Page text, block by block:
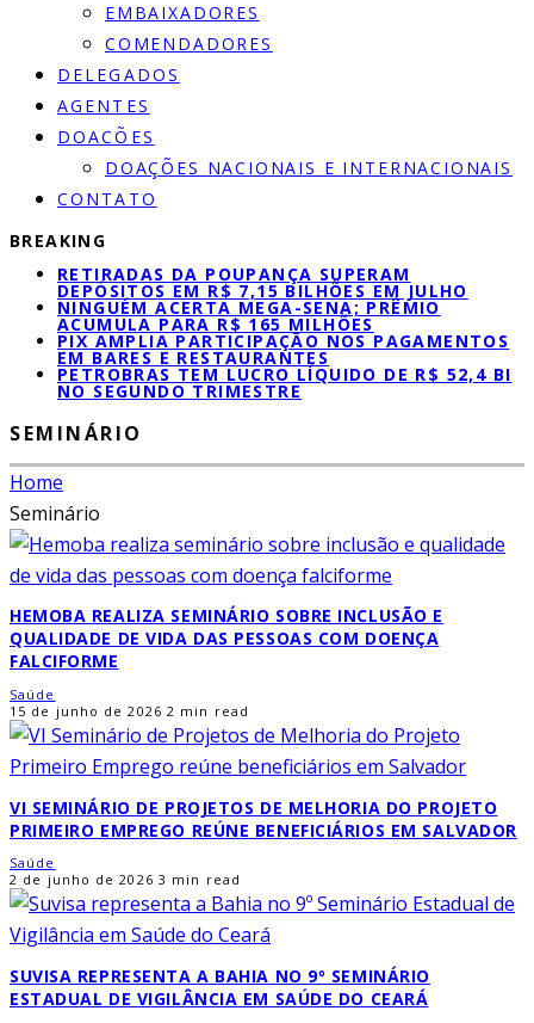
EMBAIXADORES
COMENDADORES
DELEGADOS
AGENTES
DOACÕES
DOAÇÕES NACIONAIS E INTERNACIONAIS
CONTATO
BREAKING
RETIRADAS DA POUPANÇA SUPERAM
DEPÓSITOS EM R$ 7,15 BILHÕES EM JULHO
NINGUÉM ACERTA MEGA-SENA; PRÊMIO
ACUMULA PARA R$ 165 MILHÕES
PIX AMPLIA PARTICIPAÇÃO NOS PAGAMENTOS
EM BARES E RESTAURANTES
PETROBRAS TEM LUCRO LÍQUIDO DE R$ 52,4 BI
NO SEGUNDO TRIMESTRE
SEMINÁRIO
Home
Seminário
HEMOBA REALIZA SEMINÁRIO SOBRE INCLUSÃO E
QUALIDADE DE VIDA DAS PESSOAS COM DOENÇA
FALCIFORME
Saúde
15 de junho de 2026 2 min read
VI SEMINÁRIO DE PROJETOS DE MELHORIA DO PROJETO
PRIMEIRO EMPREGO REÚNE BENEFICIÁRIOS EM SALVADOR
Saúde
2 de junho de 2026 3 min read
SUVISA REPRESENTA A BAHIA NO 9º SEMINÁRIO
ESTADUAL DE VIGILÂNCIA EM SAÚDE DO CEARÁ